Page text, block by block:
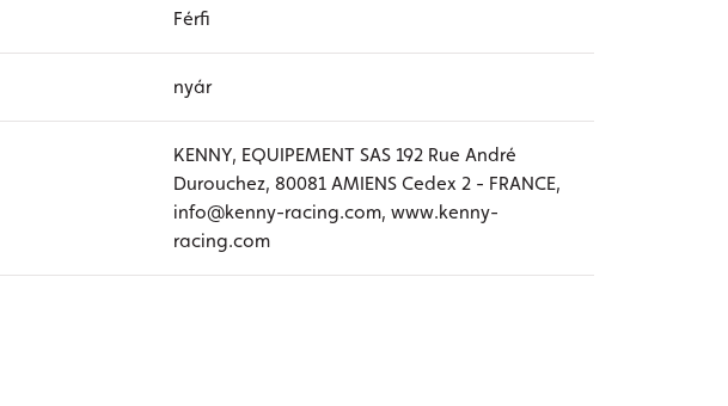
Férfi
nyár
KENNY, EQUIPEMENT SAS 192 Rue André
Durouchez, 80081 AMIENS Cedex 2 - FRANCE,
info@kenny-racing.com, www.kenny-
racing.com